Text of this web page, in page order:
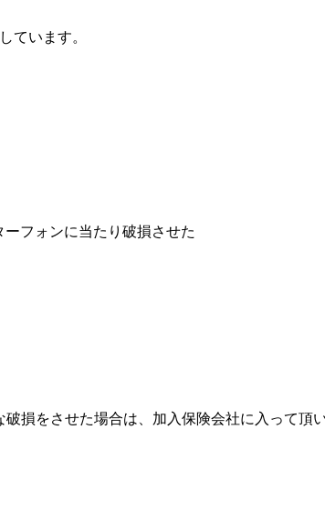
ています。
フォンに当たり破損させた
損をさせた場合は、加入保険会社に入って頂